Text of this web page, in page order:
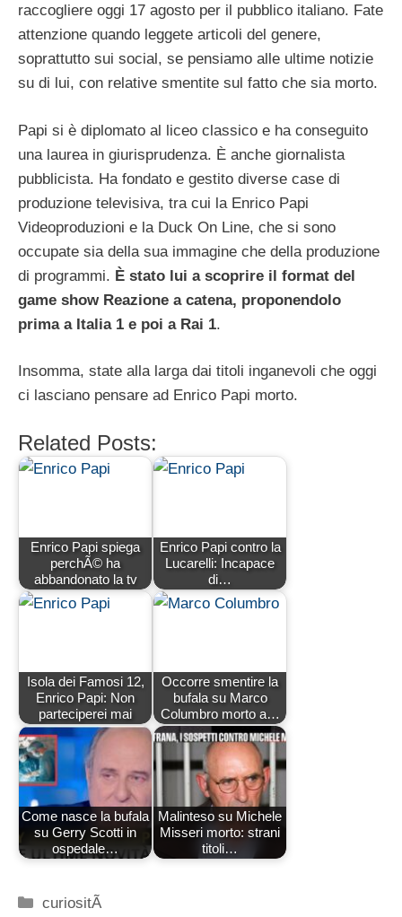
raccogliere oggi 17 agosto per il pubblico italiano. Fate
attenzione quando leggete articoli del genere,
soprattutto sui social, se pensiamo alle ultime notizie
su di lui, con relative smentite sul fatto che sia morto.
Papi si è diplomato al liceo classico e ha conseguito
una laurea in giurisprudenza. È anche giornalista
pubblicista. Ha fondato e gestito diverse case di
produzione televisiva, tra cui la Enrico Papi
Videoproduzioni e la Duck On Line, che si sono
occupate sia della sua immagine che della produzione
di programmi. È stato lui a scoprire il format del
game show Reazione a catena, proponendolo
prima a Italia 1 e poi a Rai 1.
Insomma, state alla larga dai titoli inganevoli che oggi
ci lasciano pensare ad Enrico Papi morto.
Related Posts:
Enrico Papi spiega
perchÃ© ha
abbandonato la tv
Enrico Papi contro la
Lucarelli: Incapace
di…
Isola dei Famosi 12,
Enrico Papi: Non
parteciperei mai
Occorre smentire la
bufala su Marco
Columbro morto a…
Come nasce la bufala
su Gerry Scotti in
ospedale…
Malinteso su Michele
Misseri morto: strani
titoli…
Categorie
curiositÃ